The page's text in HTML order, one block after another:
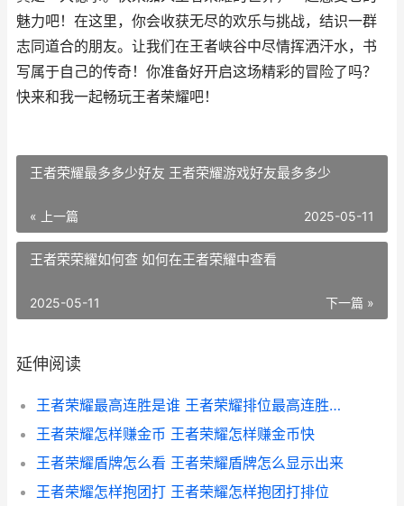
魅力吧！在这里，你会收获无尽的欢乐与挑战，结识一群
志同道合的朋友。让我们在王者峡谷中尽情挥洒汗水，书
写属于自己的传奇！你准备好开启这场精彩的冒险了吗？
快来和我一起畅玩王者荣耀吧！
王者荣耀最多多少好友 王者荣耀游戏好友最多多少
« 上一篇 2025-05-11
王者荣荣耀如何查 如何在王者荣耀中查看
下一篇 »
2025-05-11
延伸阅读
王者荣耀最高连胜是谁 王者荣耀排位最高连胜是谁
王者荣耀怎样赚金币 王者荣耀怎样赚金币快
王者荣耀盾牌怎么看 王者荣耀盾牌怎么显示出来
王者荣耀怎样抱团打 王者荣耀怎样抱团打排位